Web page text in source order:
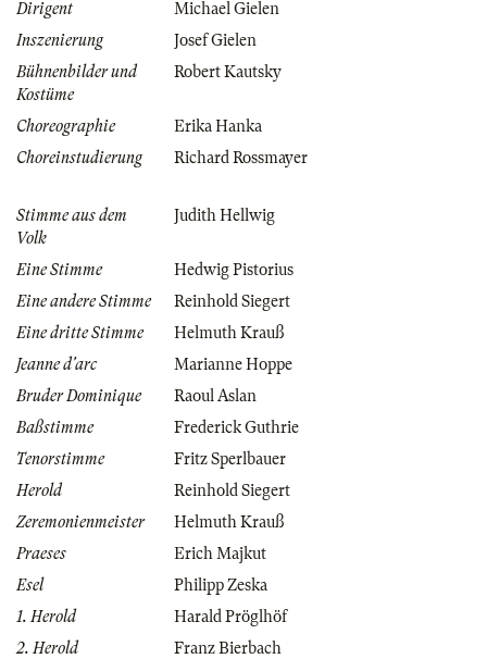
Dirigent
Michael Gielen
Inszenierung
Josef Gielen
Bühnenbilder und
Kostüme
Robert Kautsky
Choreographie
Erika Hanka
Choreinstudierung
Richard Rossmayer
Stimme aus dem
Volk
Judith Hellwig
Eine Stimme
Hedwig Pistorius
Eine andere Stimme
Reinhold Siegert
Eine dritte Stimme
Helmuth Krauß
Jeanne d'arc
Marianne Hoppe
Bruder Dominique
Raoul Aslan
Baßstimme
Frederick Guthrie
Tenorstimme
Fritz Sperlbauer
Herold
Reinhold Siegert
Zeremonienmeister
Helmuth Krauß
Praeses
Erich Majkut
Esel
Philipp Zeska
1. Herold
Harald Pröglhöf
2. Herold
Franz Bierbach